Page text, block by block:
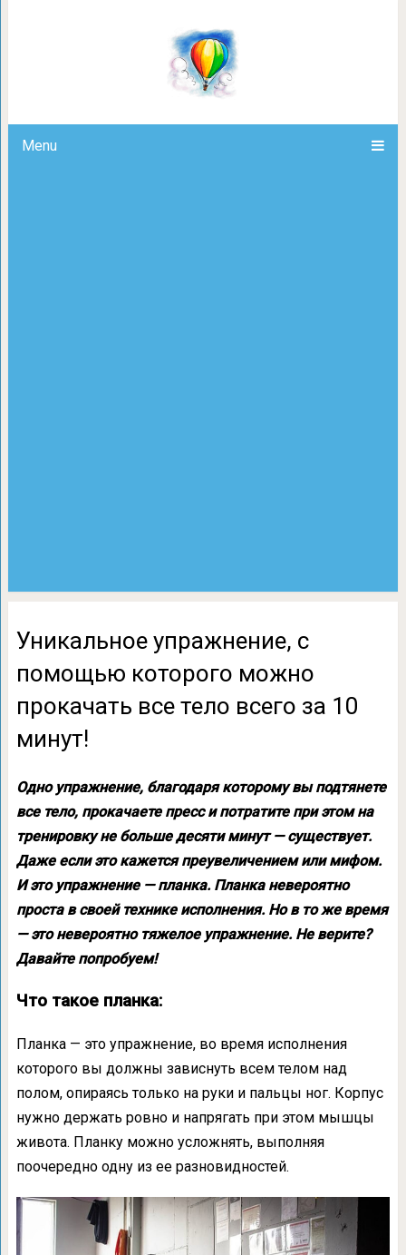
Menu
Уникальное упражнение, с
Уникальное упражнение, с
помощью которого можно
прокачать все тело всего за 10
минут!
Одно упражнение, благодаря которому вы подтянете
все тело, прокачаете пресс и потратите при этом на
тренировку не больше десяти минут — существует.
Даже если это кажется преувеличением или мифом.
И это упражнение — планка. Планка невероятно
проста в своей технике исполнения. Но в то же время
— это невероятно тяжелое упражнение. Не верите?
Давайте попробуем!
Что такое планка:
Планка — это упражнение, во время исполнения
которого вы должны зависнуть всем телом над
полом, опираясь только на руки и пальцы ног. Корпус
нужно держать ровно и напрягать при этом мышцы
живота. Планку можно усложнять, выполняя
поочередно одну из ее разновидностей.